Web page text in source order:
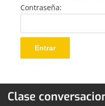
Contraseña:
Clase